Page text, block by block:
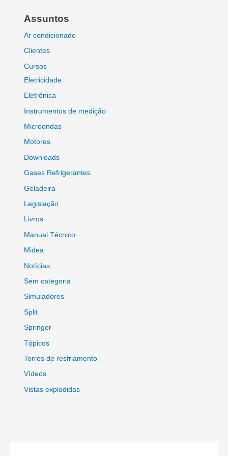
Assuntos
Ar condicionado
Clientes
Cursos
Eletricidade
Eletrônica
Instrumentos de medição
Microondas
Motores
Downloads
Gases Refrigerantes
Geladeira
Legislação
Livros
Manual Técnico
Midea
Notícias
Sem categoria
Simuladores
Split
Springer
Tópicos
Torres de resfriamento
Vídeos
Vistas explodidas